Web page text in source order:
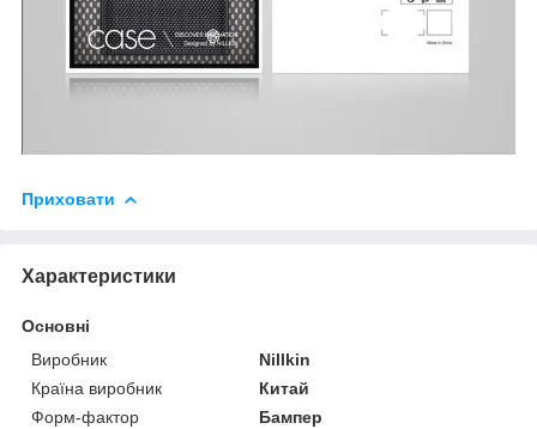
Приховати
Характеристики
Основні
Виробник
Nillkin
Країна виробник
Китай
Форм-фактор
Бампер